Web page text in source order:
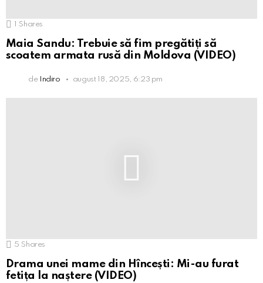
Shares
Maia Sandu: Trebuie să fim pregătiți să
scoatem armata rusă din Moldova (VIDEO)
de Indiro august 18, 2025, 6:23 pm
5 Shares
Drama unei mame din Hîncești: Mi-au furat
fetița la naștere (VIDEO)